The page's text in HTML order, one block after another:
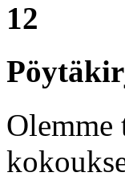
12
Olemme